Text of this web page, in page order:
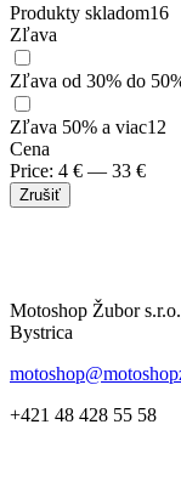
Produkty skladom16
Zľava
Zľava od 30% do
Zľava 50% a viac12
Cena
Price: 4 € — 33 €
Zrušiť
Motoshop Žubor
Bystrica
+421 48 428 55 58